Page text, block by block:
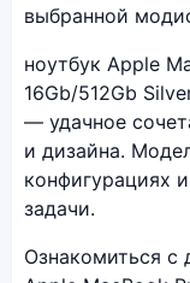
выбранной
ноутбук Apple
16Gb/512Gb
— удачное
и дизайна.
конфигурациях
задачи.
Ознакомиться с